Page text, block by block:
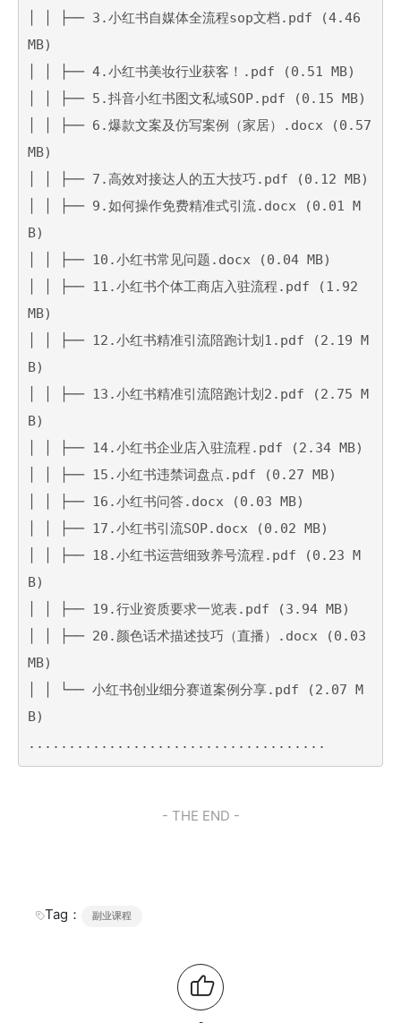
│ │ ├── 3.小红书自媒体全流程sop文档.pdf (4.46
MB)
│ │ ├── 4.小红书美妆行业获客！.pdf (0.51 MB)
│ │ ├── 5.抖音小红书图文私域SOP.pdf (0.15 MB)
│ │ ├── 6.爆款文案及仿写案例（家居）.docx (0.57
MB)
│ │ ├── 7.高效对接达人的五大技巧.pdf (0.12 MB)
│ │ ├── 9.如何操作免费精准式引流.docx (0.01 M
B)
│ │ ├── 10.小红书常见问题.docx (0.04 MB)
│ │ ├── 11.小红书个体工商店入驻流程.pdf (1.92
MB)
│ │ ├── 12.小红书精准引流陪跑计划1.pdf (2.19 M
B)
│ │ ├── 13.小红书精准引流陪跑计划2.pdf (2.75 M
B)
│ │ ├── 14.小红书企业店入驻流程.pdf (2.34 MB)
│ │ ├── 15.小红书违禁词盘点.pdf (0.27 MB)
│ │ ├── 16.小红书问答.docx (0.03 MB)
│ │ ├── 17.小红书引流SOP.docx (0.02 MB)
│ │ ├── 18.小红书运营细致养号流程.pdf (0.23 M
B)
│ │ ├── 19.行业资质要求一览表.pdf (3.94 MB)
│ │ ├── 20.颜色话术描述技巧（直播）.docx (0.03
MB)
│ │ └── 小红书创业细分赛道案例分享.pdf (2.07 M
B)
.....................................
- THE END -
Tag： 副业课程